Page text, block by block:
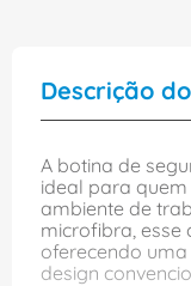
Descrição
A botina de
ideal para
ambiente de
microfibra, esse
oferecendo
design